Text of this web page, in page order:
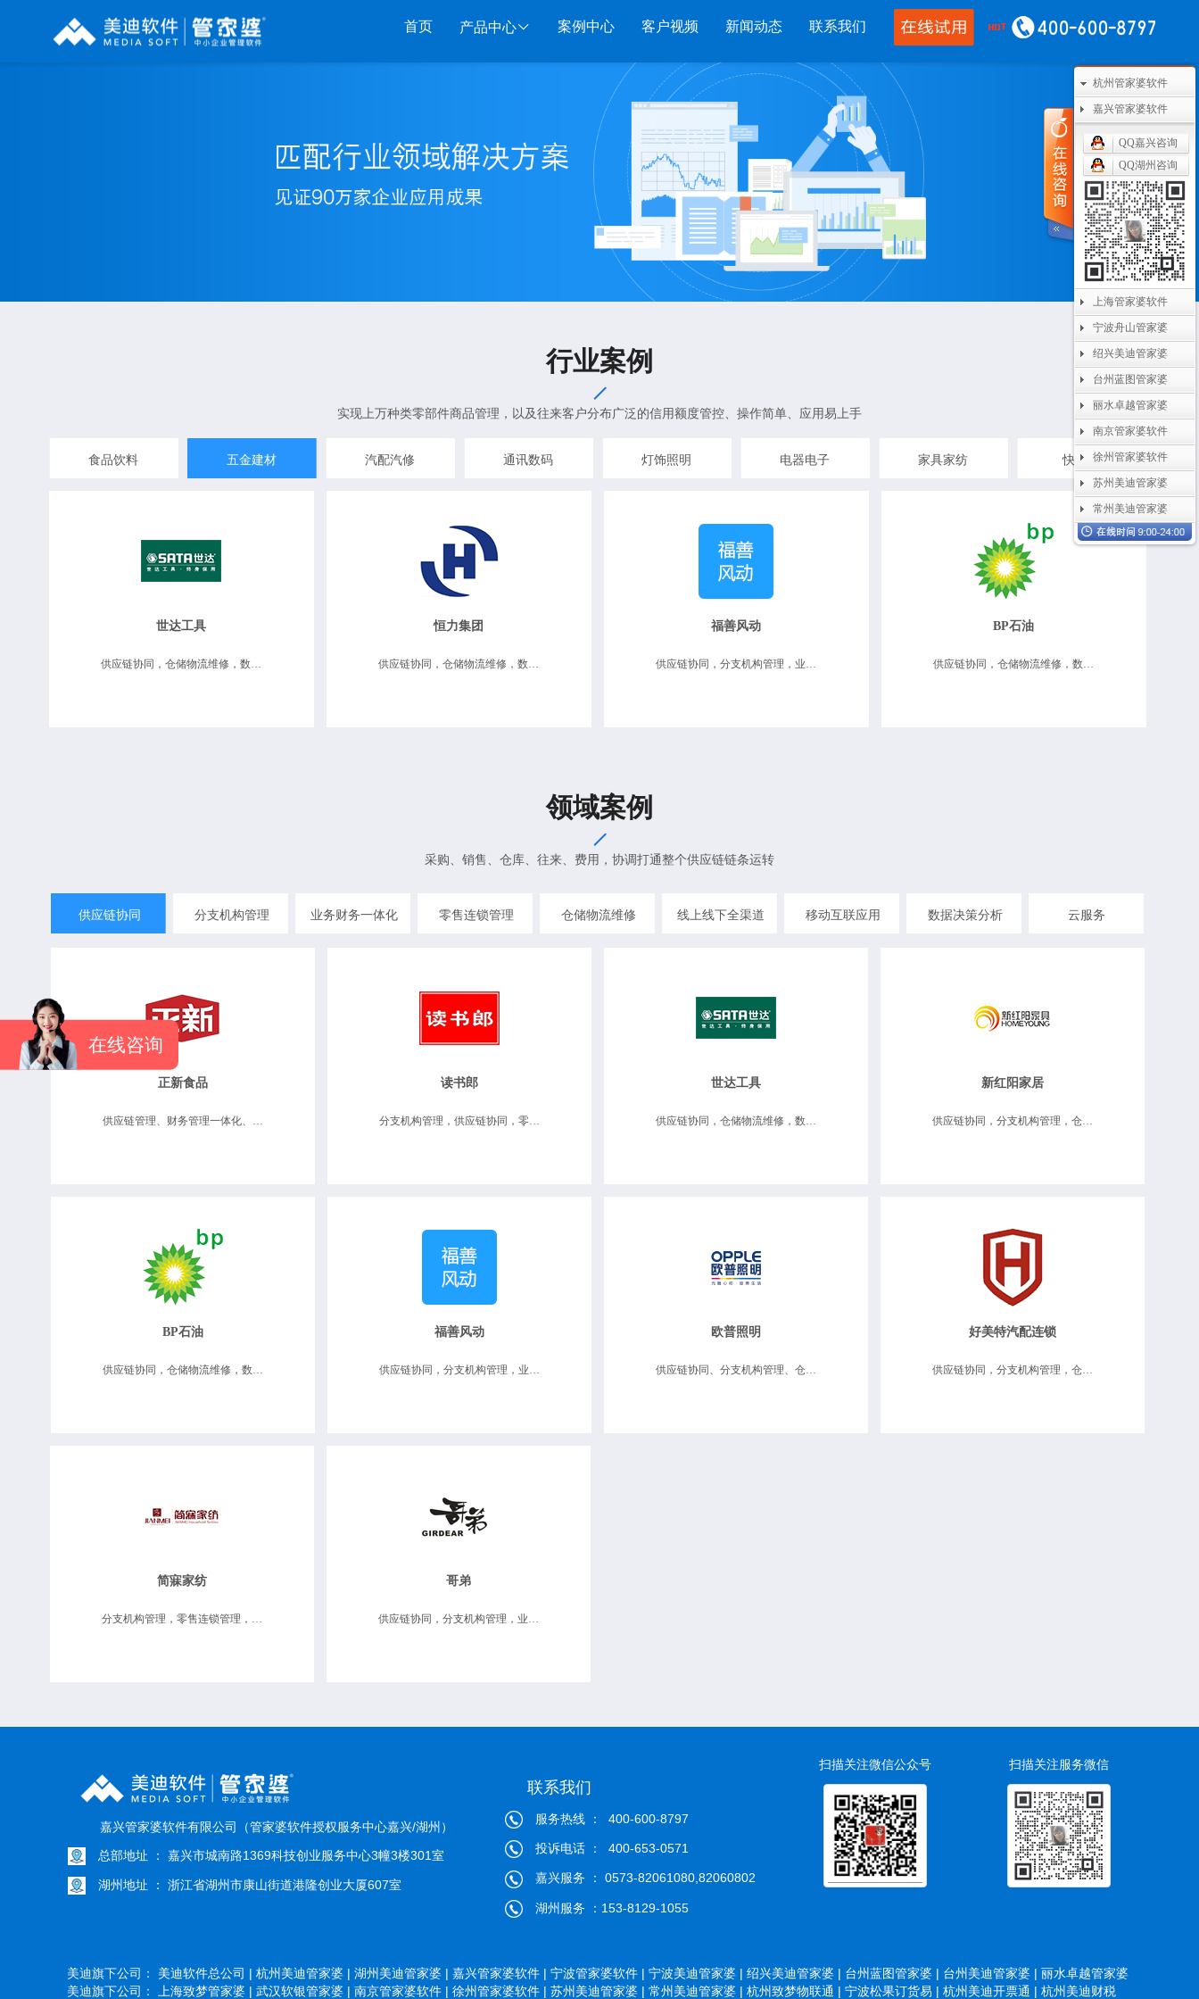
首页 产品中心
管家婆分销ERP S3
管家婆分销ERP V3
管家婆服装net
管家婆服装SII
千方百剂医药药械
管家婆汽配汽修
管家婆母婴用品
电子商务
管家婆全渠道
SAAS
管家婆云ERP
SAAS
管家婆订货易
管家婆易会员
有赞商城O2O
移动应用
管家婆物联通手机
物联通WMS
手持开单PDA
物联通果易
美迪数据通
管家婆协同CRM
腾讯企业微信
阿里钉钉
管家婆天通眼
其他产品
管家婆开票通
美迪设备数采
管家婆二次开发
管家婆支付通
管家婆云平台
美迪MES系统
管家婆服务通
案例中心 客户视频 新闻动态 联系我们
行业案例
实现上万种类零部件商品管理，以及往来客户分布广泛的信用额度管控、操作简单、应用易上手
食品饮料 五金建材 汽配汽修 通讯数码 灯饰照明 电器电子 家具家纺 快消品
世达工具 恒力集团 福善风动 BP石油
领域案例
采购、销售、仓库、往来、费用，协调打通整个供应链链条运转
供应链协同 分支机构管理 业务财务一体化 零售连锁管理 仓储物流维修 线上线下全渠道 移动互联应用 数据决策分析 云服务
正新食品 读书郎 世达工具
供应链协同，仓储物流维修，数据决策分析
新红阳家居
供应链协同，分支机构管理，仓储物流维修，数据决策分析
BP石油
供应链协同，仓储物流维修，数据决策分析
福善风动 欧普照明
供应链协同、分支机构管理、仓储物流维修、移动互联应用、数据决策分析
好美特汽配连锁
供应链协同，分支机构管理，仓储物流维修，零售连锁管理
简寐家纺 哥弟
嘉兴管家婆软件有限公司（管家婆软件授权服务中心嘉兴/湖州）
总部地址 ： 嘉兴市城南路1369科技创业服务中心3幢3楼301室
湖州地址 ： 浙江省湖州市康山街道港隆创业大厦607室
联系我们
服务热线 ： 400-600-8797
投诉电话 ： 400-653-0571
嘉兴服务 ： 0573-82061080,82060802
湖州服务 ：153-8129-1055
扫描关注微信公众号 扫描关注服务微信
美迪旗下公司： 美迪软件总公司 | 杭州美迪管家婆 | 湖州美迪管家婆 | 嘉兴管家婆软件 | 宁波管家婆软件 | 宁波美迪管家婆 | 绍兴美迪管家婆 | 台州蓝图管家婆 | 台州美迪管家婆 | 丽水卓越管家婆
美迪旗下公司：
上海致梦管家婆 | 武汉软银管家婆 | 南京管家婆软件 | 徐州管家婆软件 | 苏州美迪管家婆 | 常州美迪管家婆 | 杭州致梦物联通 | 宁波松果订货易 | 杭州美迪开票通 | 杭州美迪财税
杭州管家婆软件
嘉兴管家婆软件
QQ嘉兴咨询
QQ湖州咨询
上海管家婆软件
宁波舟山管家婆
绍兴美迪管家婆
台州蓝图管家婆
丽水卓越管家婆
南京管家婆软件
徐州管家婆软件
苏州美迪管家婆
常州美迪管家婆
在线咨询